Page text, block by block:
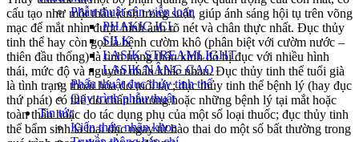
Phẫu thuật cận viễn loạn
PHAKIC ICL
SILK
LASIK STREAMLIGHT
LASIK NÂNG CAO
Phẩu thuật đục thủy tinh thể
Quy trình phẫu thuật
Tin tức
Kiến thức nhãn khoa
cấu tạo như một thấu kính trong suốt, giúp ánh sáng hội tụ trên võng
mạc để mắt nhìn được hình ảnh rõ nét và chân thực nhất. Đục thủy
tinh thể hay còn gọi là bệnh cườm khô (phân biệt với cườm nước –
thiên đầu thống) là tình trạng thấu kính đó bị đục với nhiều hình
thái, mức độ và nguyên nhân khác nhau. Đục thủy tinh thể tuổi già
là tình trạng thoái hóa do tuổi tác; đục thủy tinh thể bệnh lý (hay đục
thứ phát) có thể do chấn thương hoặc những bệnh lý tại mắt hoặc
toàn thân hoặc do tác dụng phụ của một số loại thuốc; đục thủy tinh
thể bẩm sinh là loại đục ngay từ bào thai do một số bất thường trong